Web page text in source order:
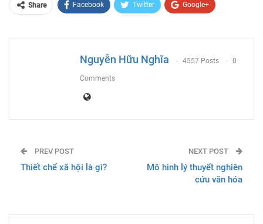
Share Facebook Twitter Google+
Nguyễn Hữu Nghĩa 4557 Posts 0
Comments
PREV POST
Thiết chế xã hội là gì?
NEXT POST
Mô hình lý thuyết nghiên
cứu văn hóa